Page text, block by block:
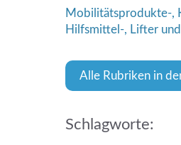
Mobilitätsprodukte-,
Hilfsmittel-, Lifter
Alle Rubriken in
Schlagworte: